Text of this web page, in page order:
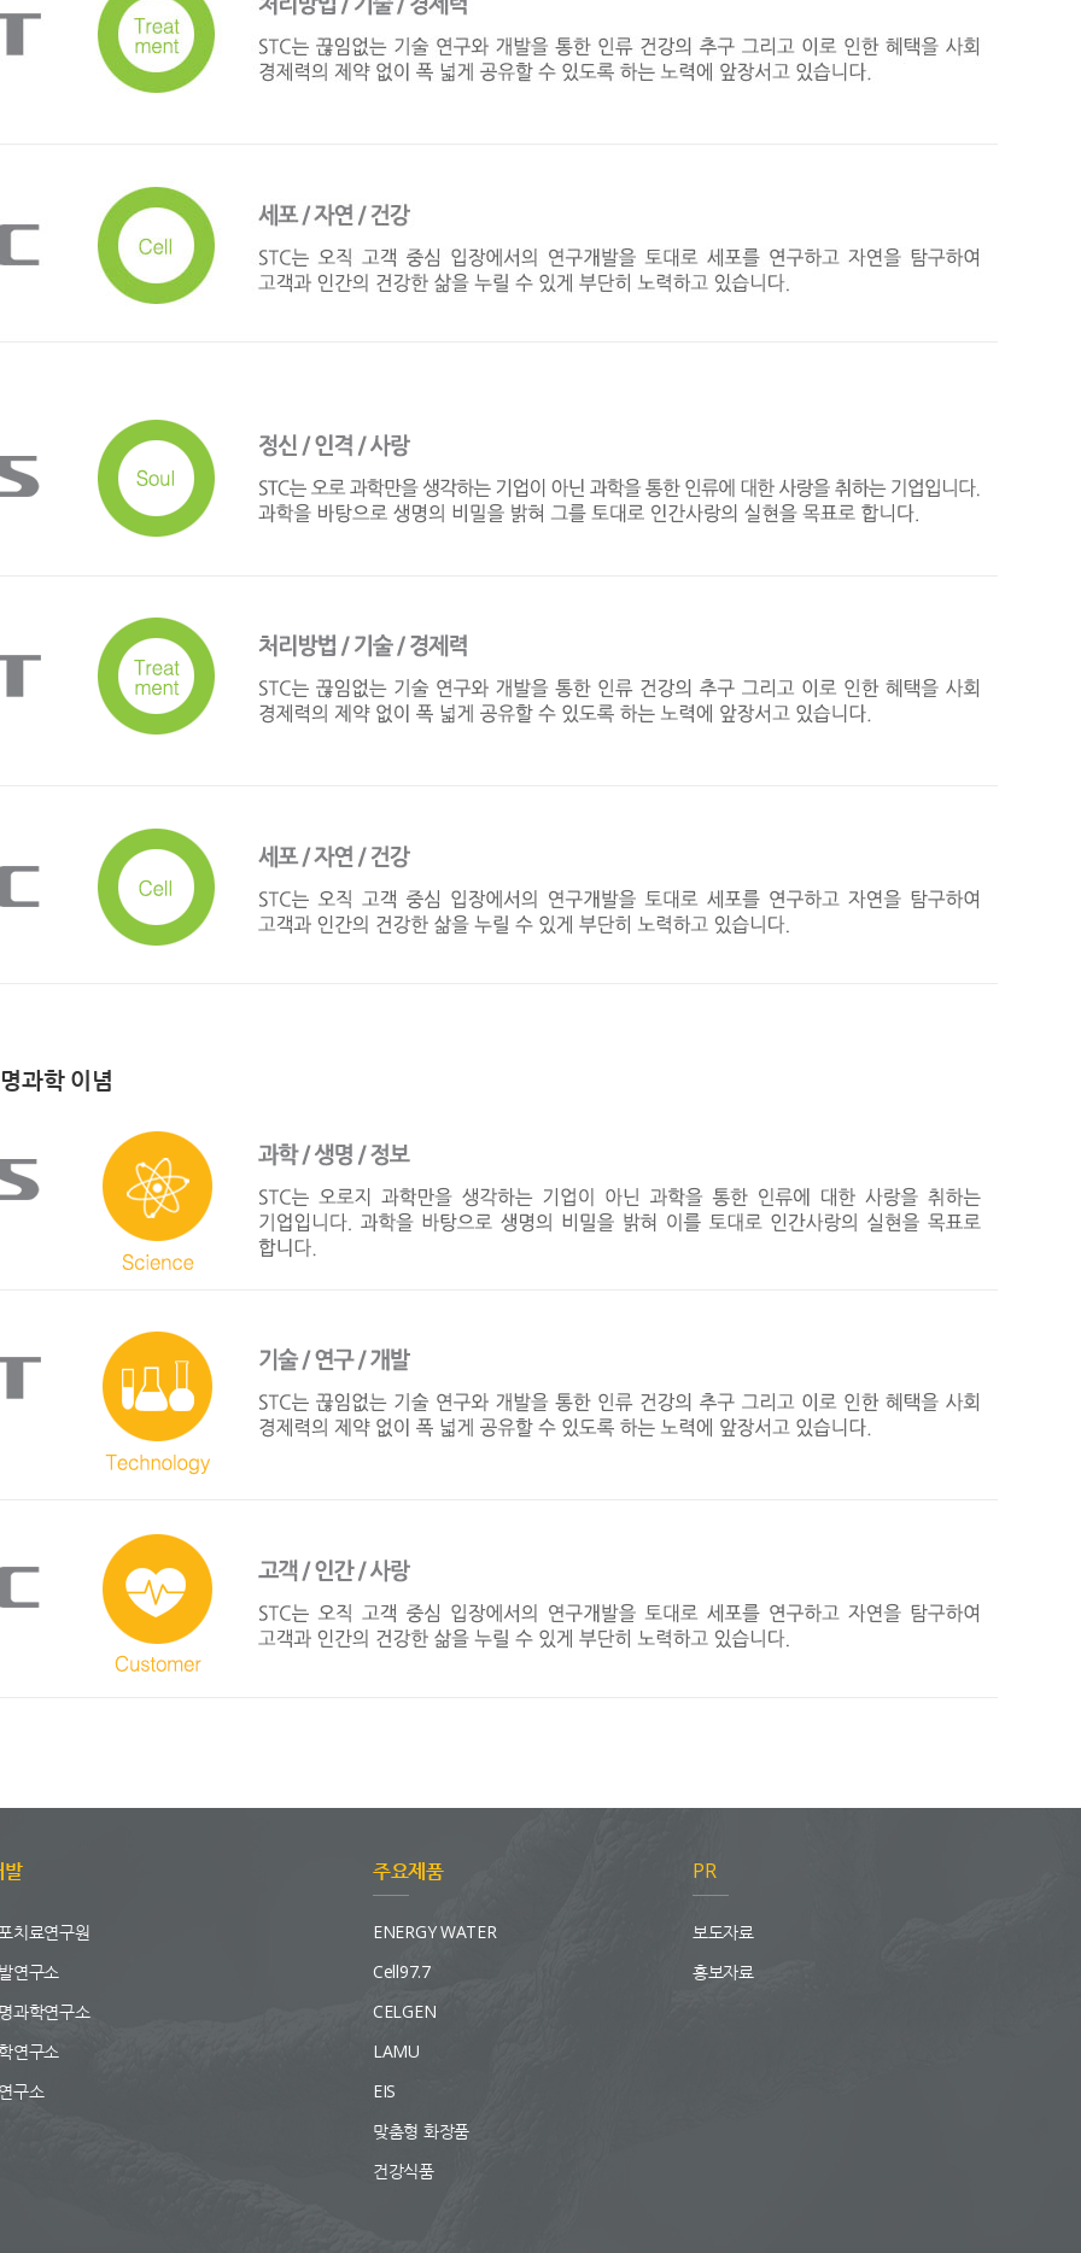
과학 이념
발
치료연구원
연구소
과학연구소
연구소
구소
주요제품
ENERGY WATER
Cell97.7
CELGEN
LAMU
EIS
맞춤형 화장품
건강식품
PR
보도자료
홍보자료